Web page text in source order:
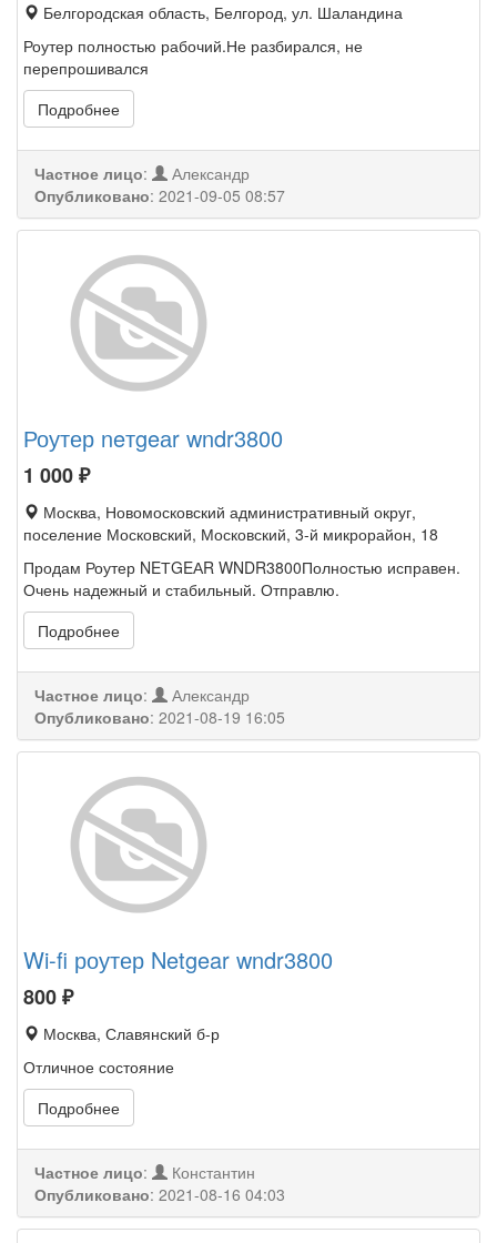
Белгородская область, Белгород, ул. Шаландина
Роутер полностью рабочий.Не разбирался, не
перепрошивался
Подробнее
Частное лицо:
Александр
Опубликовано: 2021-09-05 08:57
Роутер neтgeаr wndr3800
1 000₽
Москва, Новомосковский административный округ,
поселение Московский, Московский, 3-й микрорайон, 18
Продам Роутер NEТGEАR WNDR3800Полностью исправен.
Очень надежный и стабильный. Отправлю.
Подробнее
Частное лицо:
Александр
Опубликовано: 2021-08-19 16:05
Wi-fi роутер Netgear wndr3800
800₽
Москва, Славянский б-р
Отличное состояние
Подробнее
Частное лицо:
Константин
Опубликовано: 2021-08-16 04:03